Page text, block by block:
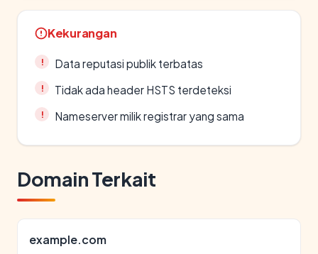
Kekurangan
Data reputasi publik terbatas
Tidak ada header HSTS terdeteksi
Nameserver milik registrar yang sama
Domain Terkait
example.com